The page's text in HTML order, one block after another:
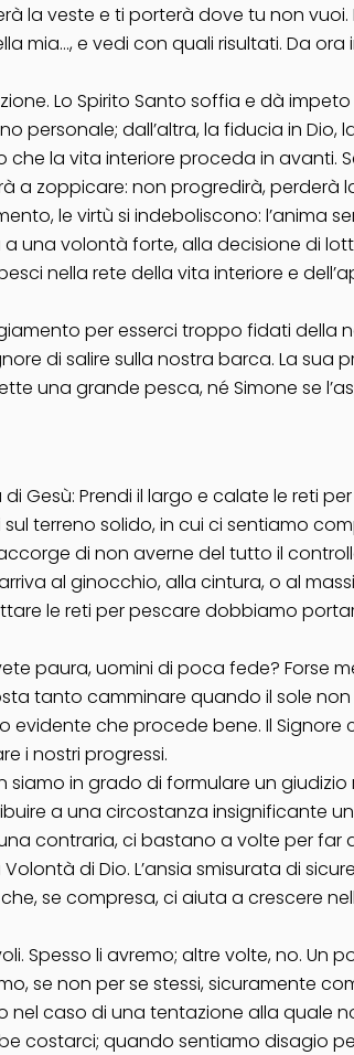
la veste e ti porterà dove tu non
mia…, e vedi con quali risultati. Da
Lo Spirito Santo soffia e dà
personale; dall’altra, la fiducia in
la vita interiore proceda in avanti.
a zoppicare: non progredirà,
le virtù si indeboliscono: l’anima
volontà forte, alla decisione di
nella rete della vita interiore e
per esserci troppo fidati della
di salire sulla nostra barca. La sua
una grande pesca, né Simone se
Prendi il largo e calate le reti
terreno solido, in cui ci sentiamo
di non averne del tutto il
al ginocchio, alla cintura, o al
le reti per pescare dobbiamo
paura, uomini di poca fede? Forse
tanto camminare quando il sole
evidente che procede bene. Il
i nostri progressi.
in grado di formulare un
a una circostanza insignificante
contraria, ci bastano a volte per
di Dio. L’ansia smisurata di
se compresa, ci aiuta a crescere
Spesso li avremo; altre volte, no. Un
se non per se stessi, sicuramente
caso di una tentazione alla quale
costarci; quando sentiamo disagio